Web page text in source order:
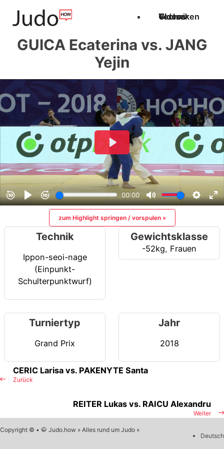
Techniken
Videos
Glossar
GUICA Ecaterina vs. JANG
Yejin
zum Highlight springen / vorspulen »
Technik
Ippon-seoi-nage
(Einpunkt-
Schulterpunktwurf)
Gewichtsklasse
-52kg, Frauen
Turniertyp
Grand Prix
Jahr
2018
Zurück
CERIC Larisa vs. PAKENYTE Santa
Weiter
REITER Lukas vs. RAICU Alexandru
Copyright © • 🥋 Judo.how » Alles rund um Judo «
Deutsch